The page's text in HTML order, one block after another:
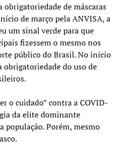
obrigatoriedade de máscaras
de março pela ANVISA, a
um sinal verde para que
fizessem o mesmo nos
público do Brasil. No início
do uso de
o cuidado” contra a COVID-
da elite dominante
população. Porém, mesmo